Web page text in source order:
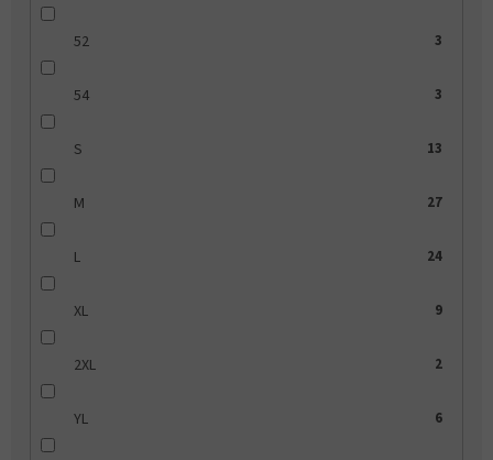
52 3
54 3
S 13
M 27
L 24
XL 9
2XL 2
YL 6